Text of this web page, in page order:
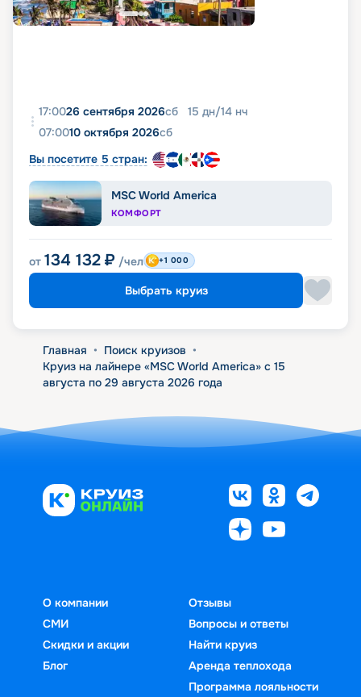
17:0026 сентября 2026сб 15 дн/14 нч
07:0010 октября 2026сб
Вы посетите 5 стран:
MSC World America
КОМФОРТ
от 134 132 ₽ /чел +1 000
Выбрать круиз
Главная • Поиск круизов •
Круиз на лайнере «MSC World America» с 15
августа по 29 августа 2026 года
О компании
СМИ
Скидки и акции
Блог
Отзывы
Вопросы и ответы
Найти круиз
Аренда теплохода
Программа лояльности